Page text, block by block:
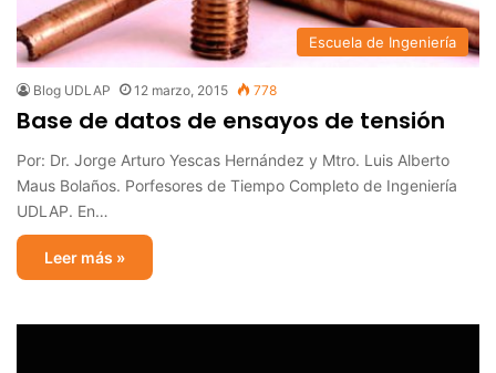
Escuela de Ingeniería
Blog UDLAP 12 marzo, 2015 778
Base de datos de ensayos de tensión
Por: Dr. Jorge Arturo Yescas Hernández y Mtro. Luis Alberto
Maus Bolaños. Porfesores de Tiempo Completo de Ingeniería
UDLAP. En…
Leer más »